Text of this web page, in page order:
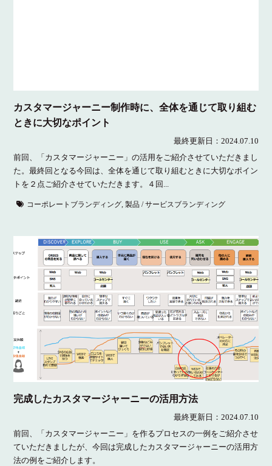
カスタマージャーニー制作時に、全体を通じて取り組む
ときに大切なポイント
最終更新日： 2024.07.10
前回、「カスタマージャーニー」の活用をご紹介させていただきまし
た。最終回となる今回は、全体を通じて取り組むときに大切なポイン
トを２点ご紹介させていただきます。４回...
コーポレートブランディング,製品 / サービスブランディング
完成したカスタマージャーニーの活用方法
最終更新日： 2024.07.10
前回、「カスタマージャーニー」を作るプロセスの一例をご紹介させ
ていただきましたが、今回は完成したカスタマージャーニーの活用方
法の例をご紹介します。